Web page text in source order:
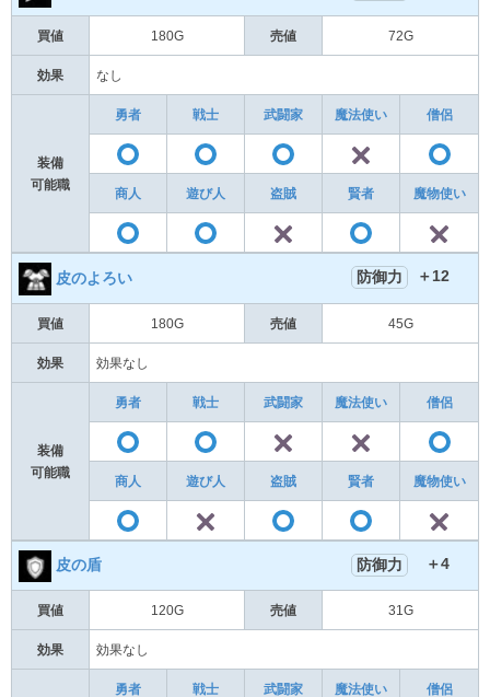
買値 180G 売値 72G
効果 なし
装備
可能職
勇者 戦士 武闘家 魔法使い 僧侶
商人 遊び人 盗賊 賢者 魔物使い
皮のよろい 防御力 ＋12
買値 180G 売値 45G
効果 効果なし
装備
可能職
勇者 戦士 武闘家 魔法使い 僧侶
商人 遊び人 盗賊 賢者 魔物使い
皮の盾 防御力 ＋4
買値 120G 売値 31G
効果 効果なし
勇者 戦士 武闘家 魔法使い 僧侶